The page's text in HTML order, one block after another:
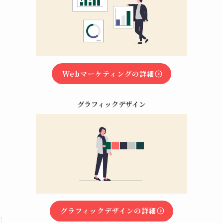
Webマーケティングの詳細
グラフィックデザイン
グラフィックデザインの詳細